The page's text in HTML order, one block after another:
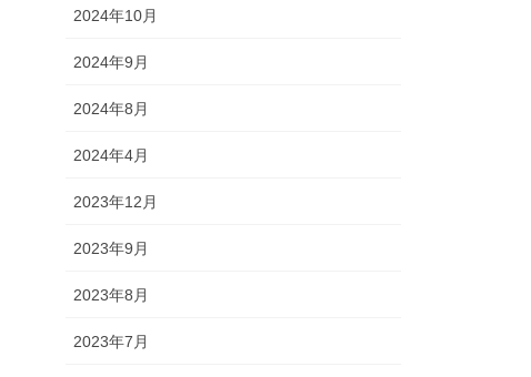
2024年10月
2024年9月
2024年8月
2024年4月
2023年12月
2023年9月
2023年8月
2023年7月